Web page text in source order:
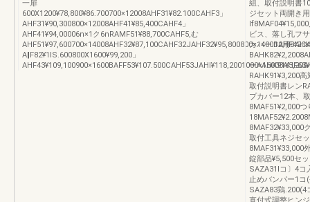
一扉
600X1200¥78,800¥86.700700×12008AHF31¥82.100CAHF3」
AHF31¥90,300800×12008AHF41¥85,400CAHF4」
AHF41¥94,00006n×1ク6nRAMF51¥88,700CAHF5,む
A‖F82¥1lS.600800X1600¥99,200」
組、取付説明書
ジセット両開き
ビス、落し孔フ
カバー:12用
ー
RAHK91¥3,200
取付説明書レン
プカバー12本、
8MAF51¥2,000
8MAF32¥33,000
取付工具ネジセ
8MAF31¥33,000
錠部品¥5,500セ
SAZA31lコ〕4コ
止めバンパー1
SAZA83鶏.200(4